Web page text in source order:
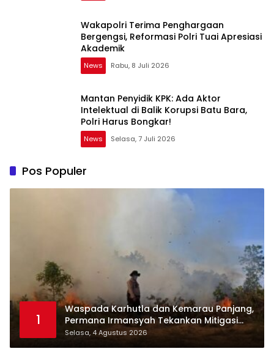
Wakapolri Terima Penghargaan
Bergengsi, Reformasi Polri Tuai Apresiasi
Akademik
News Rabu, 8 Juli 2026
Mantan Penyidik KPK: Ada Aktor
Intelektual di Balik Korupsi Batu Bara,
Polri Harus Bongkar!
News Selasa, 7 Juli 2026
Pos Populer
1
Waspada Karhutla dan Kemarau Panjang,
Permana Irmansyah Tekankan Mitigasi
Berbasis Komunitas
Selasa, 4 Agustus 2026